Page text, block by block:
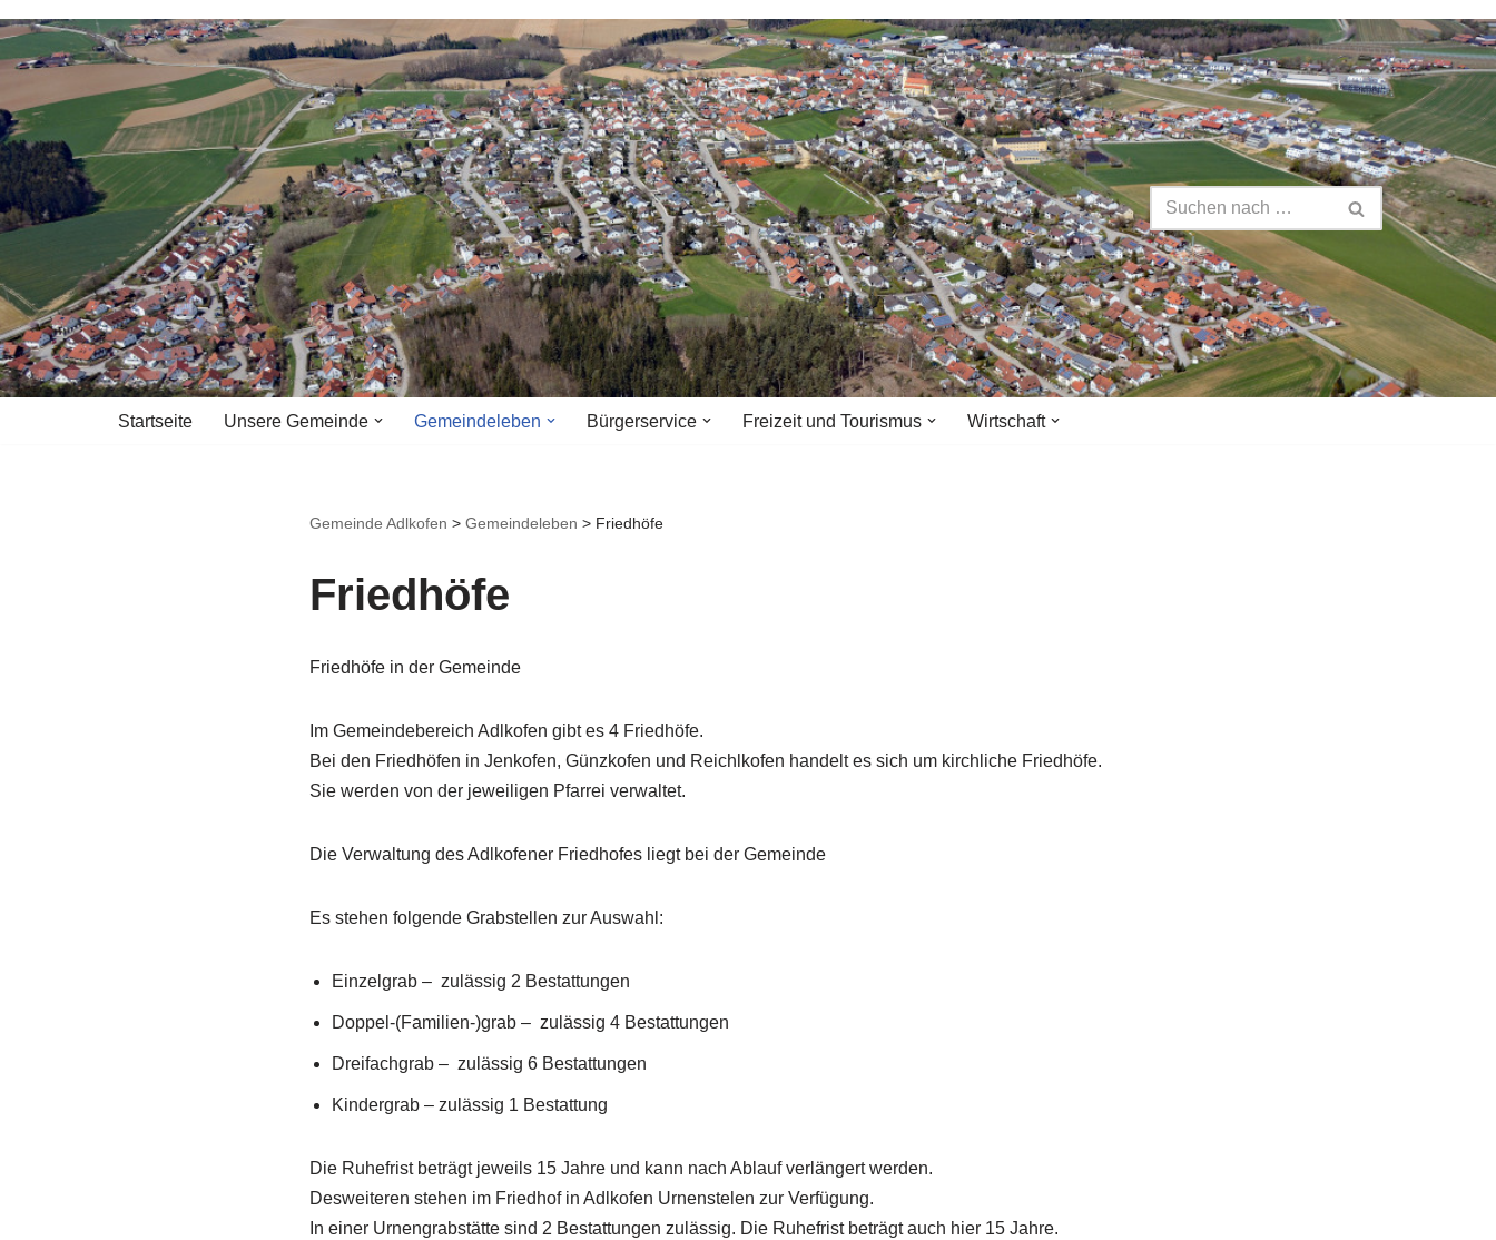
Zum
springen
Startseite Unsere Gemeinde Gemeindeleben Bürgerservice Freizeit und Tourismus Wirtschaft
Gemeinde Adlkofen > Gemeindeleben > Friedhöfe
Friedhöfe
Friedhöfe in der Gemeinde
Im Gemeindebereich Adlkofen gibt es 4 Friedhöfe.
Bei den Friedhöfen in Jenkofen, Günzkofen und Reichlkofen handelt es sich um kirchliche Friedhöfe.
Sie werden von der jeweiligen Pfarrei verwaltet.
Die Verwaltung des Adlkofener Friedhofes liegt bei der Gemeinde
Es stehen folgende Grabstellen zur Auswahl:
Einzelgrab – zulässig 2 Bestattungen
Doppel-(Familien-)grab – zulässig 4 Bestattungen
Dreifachgrab – zulässig 6 Bestattungen
Kindergrab – zulässig 1 Bestattung
Die Ruhefrist beträgt jeweils 15 Jahre und kann nach Ablauf verlängert werden.
Desweiteren stehen im Friedhof in Adlkofen Urnenstelen zur Verfügung.
In einer Urnengrabstätte sind 2 Bestattungen zulässig. Die Ruhefrist beträgt auch hier 15 Jahre.